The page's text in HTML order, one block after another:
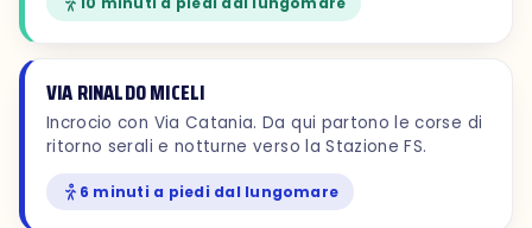
VIA RINALDO MICELI
Incrocio con Via Catania. Da qui partono le corse di
ritorno serali e notturne verso la Stazione FS.
6 minuti a piedi dal lungomare